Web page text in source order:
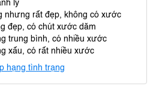
lý
nhưng rất đẹp, không có xước
đẹp, có chút xước dăm
trung bình, có nhiều xước
xấu, có rất nhiều xước
hạng tình trạng